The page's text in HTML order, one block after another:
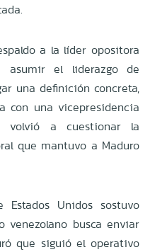
a la líder opositora
asumir el liderazgo de
una definición concreta,
con una vicepresidencia
volvió a cuestionar la
que mantuvo a Maduro
Unidos sostuvo
venezolano busca enviar
que siguió el operativo